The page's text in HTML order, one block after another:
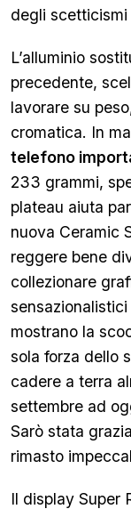
degli scetticismi
L’alluminio
precedente,
lavorare su
cromatica. In
telefono
233 grammi,
plateau aiuta
nuova Ceramic
reggere bene
collezionare
mostrano la
sola forza dello
cadere a terra
settembre ad
Sarò stata
rimasto
Il display Super